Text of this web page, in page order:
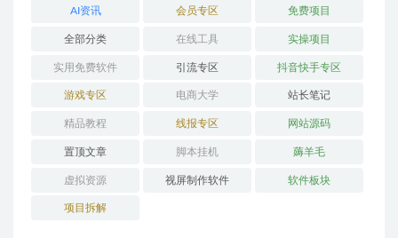
AI资讯 会员专区 免费项目
全部分类 在线工具 实操项目
实用免费软件 引流专区 抖音快手专区
游戏专区 电商大学 站长笔记
精品教程 线报专区 网站源码
置顶文章 脚本挂机 薅羊毛
虚拟资源 视屏制作软件 软件板块
项目拆解